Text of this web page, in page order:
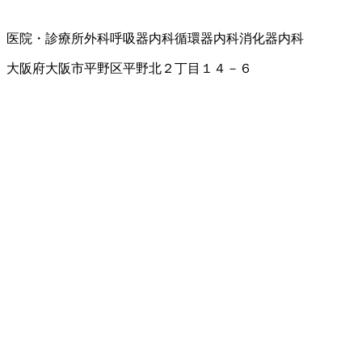
医院・診療所外科呼吸器内科循環器内科消化器内科
大阪府大阪市平野区平野北２丁目１４－６